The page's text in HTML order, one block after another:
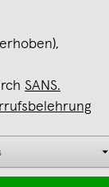
SANS.